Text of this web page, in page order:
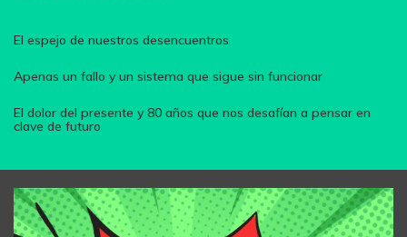
El espejo de nuestros desencuentros
Apenas un fallo y un sistema que sigue sin funcionar
El dolor del presente y 80 años que nos desafían a pensar en
clave de futuro